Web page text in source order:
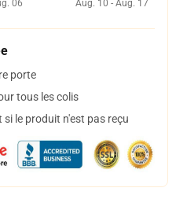
06
Aug. 10 - Aug. 17
porte
tous les colis
le produit n'est pas reçu